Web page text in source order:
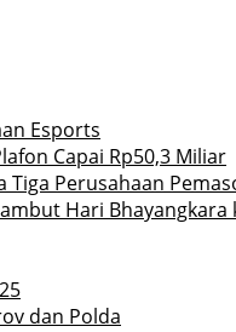
Esports
Capai Rp50,3 Miliar
Tiga Perusahaan
Hari Bhayangkara
dan Polda